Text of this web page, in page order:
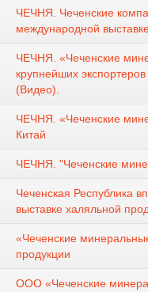
ЧЕЧНЯ. Чеченские
международной
ЧЕЧНЯ. «Чеченские
крупнейших
(Видео).
ЧЕЧНЯ. «Чеченские
Китай
ЧЕЧНЯ. "Чеченские
Чеченская Республика
выставке халяльной
«Чеченские
продукции
ООО «Чеченские